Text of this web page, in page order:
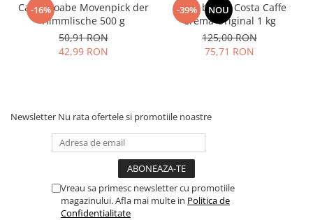
-16%
Cafea boabe Movenpick der
Himmlische 500 g
50,91 RON
42,99 RON
-39% NOU
Cafea boabe Costa Caffe
Crema Original 1 kg
125,00 RON
75,71 RON
Newsletter Nu rata ofertele si promotiile noastre
Vreau sa primesc newsletter cu promotiile
magazinului. Afla mai multe in Politica de
Confidentialitate